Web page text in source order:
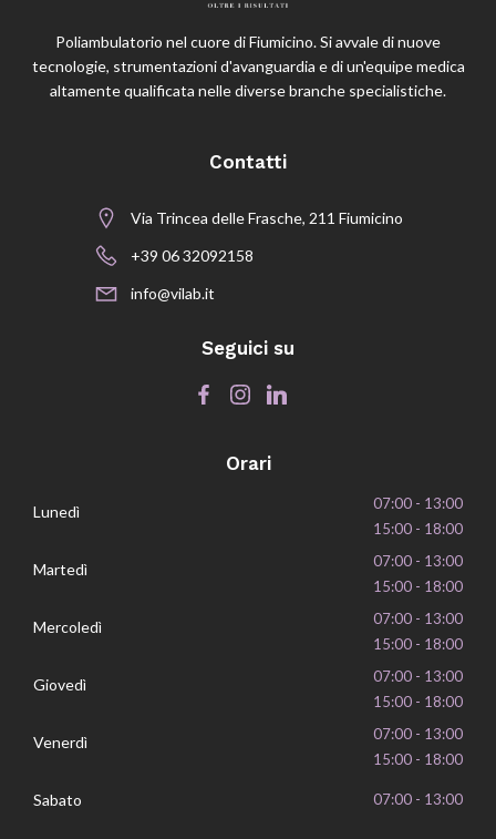
Poliambulatorio nel cuore di Fiumicino. Si avvale di nuove
tecnologie, strumentazioni d'avanguardia e di un'equipe medica
altamente qualificata nelle diverse branche specialistiche.
Contatti
Via Trincea delle Frasche, 211 Fiumicino
+39 06 32092158
info@vilab.it
Seguici su
Orari
Lunedì
07:00 - 13:00
15:00 - 18:00
Martedì
07:00 - 13:00
15:00 - 18:00
Mercoledì
07:00 - 13:00
15:00 - 18:00
Giovedì
07:00 - 13:00
15:00 - 18:00
Venerdì
07:00 - 13:00
15:00 - 18:00
Sabato 07:00 - 13:00